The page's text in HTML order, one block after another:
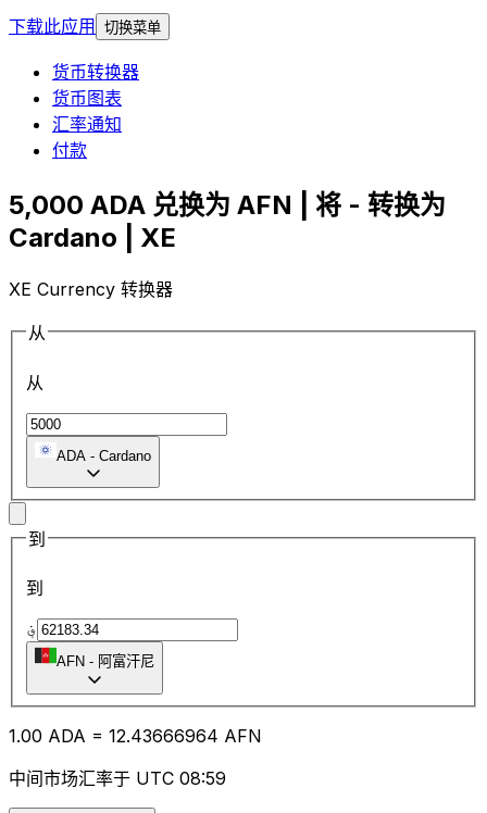
下载此应用
切换菜单
货币转换器
货币图表
汇率通知
付款
5,000 ADA 兑换为 AFN | 将 - 转换为
Cardano | XE
XE Currency 转换器
从
从
ADA - Cardano
到
到
؋
AFN - 阿富汗尼
1.00 ADA = 12.43666964 AFN
中间市场汇率于 UTC 08:59